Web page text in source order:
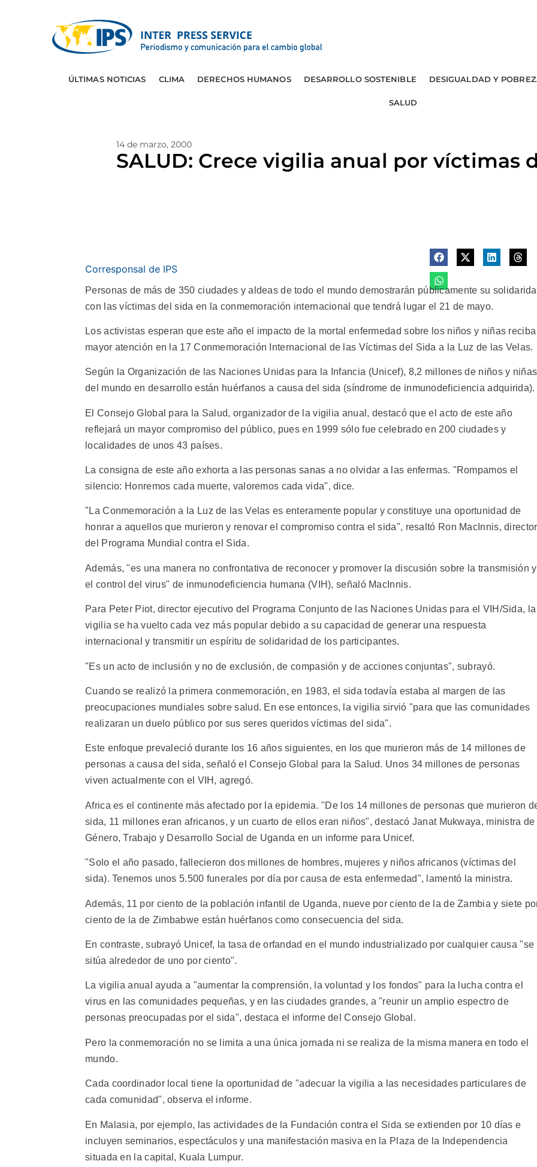
ÚLTIMAS NOTICIAS CLIMA DERECHOS HUMANOS DESARROLLO SOSTENIBLE DESIGUALDAD Y
SALUD
14 de marzo, 2000
SALUD: Crece vigilia anual por víctimas
Corresponsal de IPS
Personas de más de 350 ciudades y aldeas de todo el mundo demostrarán públicamente su
con las víctimas del sida en la conmemoración internacional que tendrá lugar el 21 de mayo.
Los activistas esperan que este año el impacto de la mortal enfermedad sobre los niños y niñas reciba
mayor atención en la 17 Conmemoración Internacional de las Víctimas del Sida a la Luz de las Velas.
Según la Organización de las Naciones Unidas para la Infancia (Unicef), 8,2 millones de niños y niñas
del mundo en desarrollo están huérfanos a causa del sida (síndrome de inmunodeficiencia adquirida).
El Consejo Global para la Salud, organizador de la vigilia anual, destacó que el acto de este año
reflejará un mayor compromiso del público, pues en 1999 sólo fue celebrado en 200 ciudades y
localidades de unos 43 países.
La consigna de este año exhorta a las personas sanas a no olvidar a las enfermas. "Rompamos el
silencio: Honremos cada muerte, valoremos cada vida", dice.
"La Conmemoración a la Luz de las Velas es enteramente popular y constituye una oportunidad de
honrar a aquellos que murieron y renovar el compromiso contra el sida", resaltó Ron MacInnis, director
del Programa Mundial contra el Sida.
Además, "es una manera no confrontativa de reconocer y promover la discusión sobre la transmisión y
el control del virus" de inmunodeficiencia humana (VIH), señaló MacInnis.
Para Peter Piot, director ejecutivo del Programa Conjunto de las Naciones Unidas para el VIH/Sida, la
vigilia se ha vuelto cada vez más popular debido a su capacidad de generar una respuesta
internacional y transmitir un espíritu de solidaridad de los participantes.
"Es un acto de inclusión y no de exclusión, de compasión y de acciones conjuntas", subrayó.
Cuando se realizó la primera conmemoración, en 1983, el sida todavía estaba al margen de las
preocupaciones mundiales sobre salud. En ese entonces, la vigilia sirvió "para que las comunidades
realizaran un duelo público por sus seres queridos víctimas del sida".
Este enfoque prevaleció durante los 16 años siguientes, en los que murieron más de 14 millones de
personas a causa del sida, señaló el Consejo Global para la Salud. Unos 34 millones de personas
viven actualmente con el VIH, agregó.
Africa es el continente más afectado por la epidemia. "De los 14 millones de personas que murieron
sida, 11 millones eran africanos, y un cuarto de ellos eran niños", destacó Janat Mukwaya, ministra de
Género, Trabajo y Desarrollo Social de Uganda en un informe para Unicef.
"Solo el año pasado, fallecieron dos millones de hombres, mujeres y niños africanos (víctimas del
sida). Tenemos unos 5.500 funerales por día por causa de esta enfermedad", lamentó la ministra.
Además, 11 por ciento de la población infantil de Uganda, nueve por ciento de la de Zambia y siete
ciento de la de Zimbabwe están huérfanos como consecuencia del sida.
En contraste, subrayó Unicef, la tasa de orfandad en el mundo industrializado por cualquier causa "se
sitúa alrededor de uno por ciento".
La vigilia anual ayuda a "aumentar la comprensión, la voluntad y los fondos" para la lucha contra el
virus en las comunidades pequeñas, y en las ciudades grandes, a "reunir un amplio espectro de
personas preocupadas por el sida", destaca el informe del Consejo Global.
Pero la conmemoración no se limita a una única jornada ni se realiza de la misma manera en todo el
mundo.
Cada coordinador local tiene la oportunidad de "adecuar la vigilia a las necesidades particulares de
cada comunidad", observa el informe.
En Malasia, por ejemplo, las actividades de la Fundación contra el Sida se extienden por 10 días e
incluyen seminarios, espectáculos y una manifestación masiva en la Plaza de la Independencia
situada en la capital, Kuala Lumpur.